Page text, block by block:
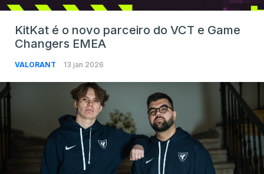
KitKat é o novo parceiro do VCT e Game
Changers EMEA
VALORANT 13 jan 2026